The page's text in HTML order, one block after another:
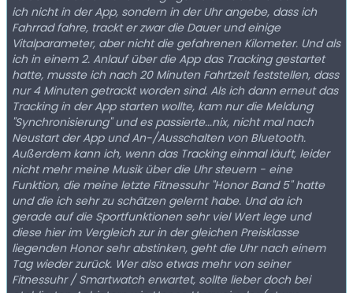
ich nicht in der App, sondern in der Uhr angebe, dass ich
Fahrrad fahre, trackt er zwar die Dauer und einige
Vitalparameter, aber nicht die gefahrenen Kilometer. Und als
ich in einem 2. Anlauf über die App das Tracking gestartet
hatte, musste ich nach 20 Minuten Fahrtzeit feststellen, dass
nur 4 Minuten getrackt worden sind. Als ich dann erneut das
Tracking in der App starten wollte, kam nur die Meldung
"Synchronisierung" und es passierte...nix, nicht mal nach
Neustart der App und An-/Ausschalten von Bluetooth.
Außerdem kann ich, wenn das Tracking einmal läuft, leider
nicht mehr meine Musik über die Uhr steuern - eine
Funktion, die meine letzte Fitnessuhr "Honor Band 5" hatte
und die ich sehr zu schätzen gelernt habe. Und da ich
gerade auf die Sportfunktionen sehr viel Wert lege und
diese hier im Vergleich zur in der gleichen Preisklasse
liegenden Honor sehr abstinken, geht die Uhr nach einem
Tag wieder zurück. Wer also etwas mehr von seiner
Fitnessuhr / Smartwatch erwartet, sollte lieber doch bei